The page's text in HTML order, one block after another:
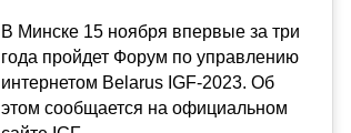
В Минске 15 ноября впервые за три
года пройдет Форум по управлению
интернетом Belarus IGF-2023. Об
этом сообщается на официальном